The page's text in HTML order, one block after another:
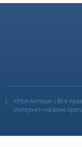
«Моя Аптека» | Все
Интернет-магазин